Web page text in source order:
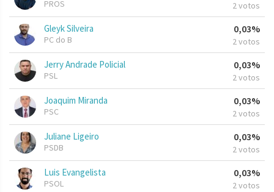
PROS 2 votos
Gleyk Silveira
PC do B
0,03%
2 votos
Jerry Andrade Policial
PSL
0,03%
2 votos
Joaquim Miranda
PSC
0,03%
2 votos
Juliane Ligeiro
PSDB
0,03%
2 votos
Luis Evangelista
PSOL
0,03%
2 votos